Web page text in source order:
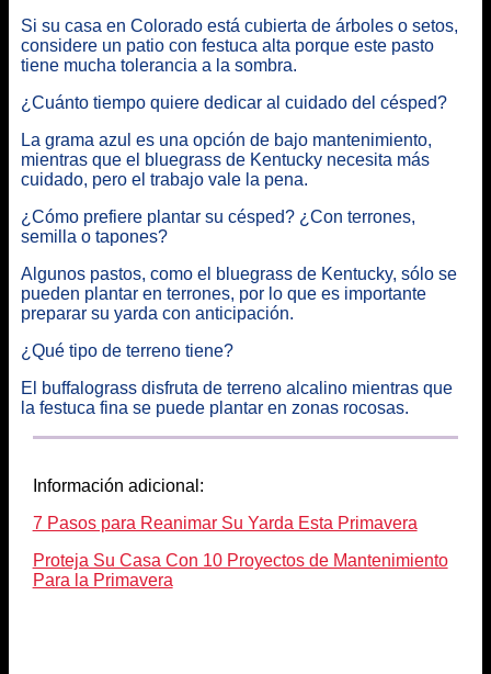
Si su casa en Colorado está cubierta de árboles o setos,
considere un patio con festuca alta porque este pasto
tiene mucha tolerancia a la sombra.
¿Cuánto tiempo quiere dedicar al cuidado del césped?
La grama azul es una opción de bajo mantenimiento,
mientras que el bluegrass de Kentucky necesita más
cuidado, pero el trabajo vale la pena.
¿Cómo prefiere plantar su césped? ¿Con terrones,
semilla o tapones?
Algunos pastos, como el bluegrass de Kentucky, sólo se
pueden plantar en terrones, por lo que es importante
preparar su yarda con anticipación.
¿Qué tipo de terreno tiene?
El buffalograss disfruta de terreno alcalino mientras que
la festuca fina se puede plantar en zonas rocosas.
Información adicional:
7 Pasos para Reanimar Su Yarda Esta Primavera
Proteja Su Casa Con 10 Proyectos de Mantenimiento
Para la Primavera